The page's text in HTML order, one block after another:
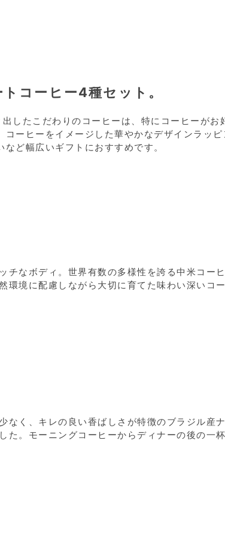
コーヒー4種セット。
したこだわりのコーヒーは、特にコーヒーがお
ーヒーをイメージした華やかなデザインラッ
ど幅広いギフトにおすすめです。
チなボディ。世界有数の多様性を誇る中米コー
環境に配慮しながら大切に育てた味わい深いコ
なく、キレの良い香ばしさが特徴のブラジル産
た。モーニングコーヒーからディナーの後の一